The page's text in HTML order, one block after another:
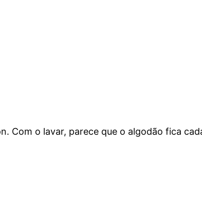
Com o lavar, parece que o algodão fica